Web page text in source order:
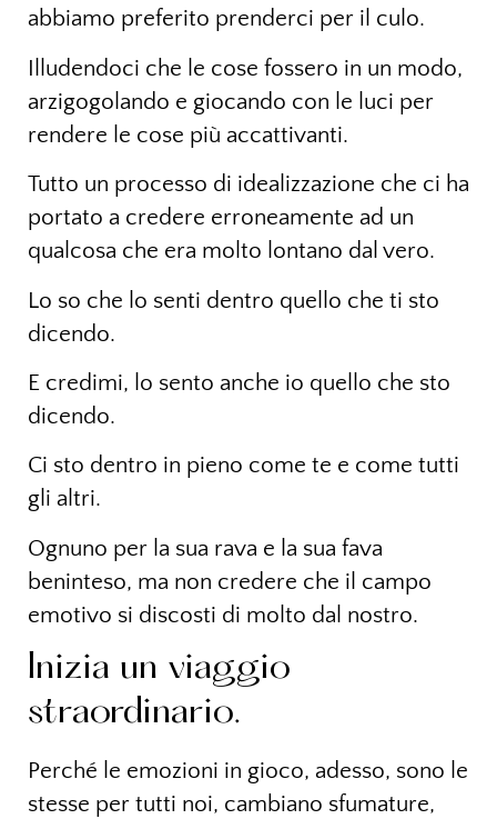
abbiamo preferito prenderci per il culo.
Illudendoci che le cose fossero in un modo,
arzigogolando e giocando con le luci per
rendere le cose più accattivanti.
Tutto un processo di idealizzazione che ci ha
portato a credere erroneamente ad un
qualcosa che era molto lontano dal vero.
Lo so che lo senti dentro quello che ti sto
dicendo.
E credimi, lo sento anche io quello che sto
dicendo.
Ci sto dentro in pieno come te e come tutti
gli altri.
Ognuno per la sua rava e la sua fava
beninteso, ma non credere che il campo
emotivo si discosti di molto dal nostro.
Inizia un viaggio
straordinario.
Perché le emozioni in gioco, adesso, sono le
stesse per tutti noi, cambiano sfumature,